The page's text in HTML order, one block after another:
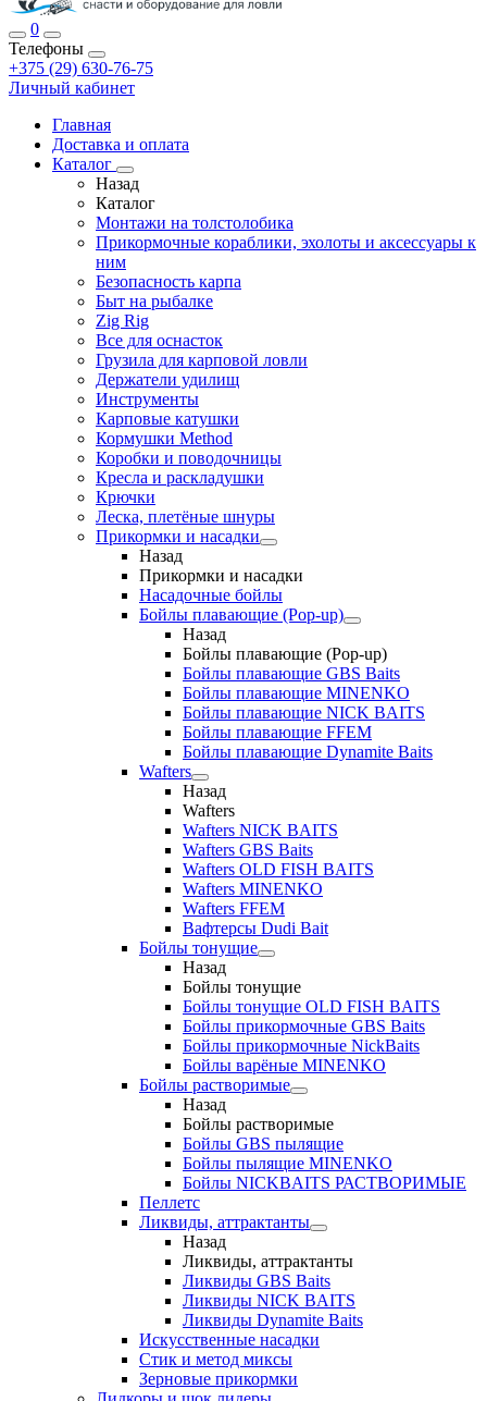
0
Телефоны
+375 (29) 630-76-75
Личный кабинет
Главная
Доставка и оплата
Каталог
Назад
Каталог
Монтажи на толстолобика
Прикормочные кораблики, эхолоты и аксессуары к
ним
Безопасность карпа
Быт на рыбалке
Zig Rig
Все для оснасток
Грузила для карповой ловли
Держатели удилищ
Инструменты
Карповые катушки
Кормушки Method
Коробки и поводочницы
Кресла и раскладушки
Крючки
Леска, плетёные шнуры
Прикормки и насадки
Назад
Прикормки и насадки
Насадочные бойлы
Бойлы плавающие (Pop-up)
Назад
Бойлы плавающие (Pop-up)
Бойлы плавающие GBS Baits
Бойлы плавающие MINENKO
Бойлы плавающие NICK BAITS
Бойлы плавающие FFEM
Бойлы плавающие Dynamite Baits
Wafters
Назад
Wafters
Wafters NICK BAITS
Wafters GBS Baits
Wafters OLD FISH BAITS
Wafters MINENKO
Wafters FFEM
Вафтерсы Dudi Bait
Бойлы тонущие
Назад
Бойлы тонущие
Бойлы тонущие OLD FISH BAITS
Бойлы прикормочные GBS Baits
Бойлы прикормочные NickBaits
Бойлы варёные MINENKO
Бойлы растворимые
Назад
Бойлы растворимые
Бойлы GBS пылящие
Бойлы пылящие MINENKO
Бойлы NICKBAITS РАСТВОРИМЫЕ
Пеллетс
Ликвиды, аттрактанты
Назад
Ликвиды, аттрактанты
Ликвиды GBS Baits
Ликвиды NICK BAITS
Ликвиды Dynamite Baits
Искусственные насадки
Стик и метод миксы
Зерновые прикормки